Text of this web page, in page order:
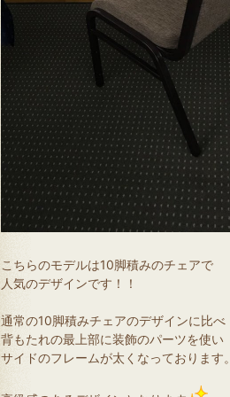
こちらのモデルは10脚積みのチェアで
人気のデザインです！！
通常の10脚積みチェアのデザインに比べ
背もたれの最上部に装飾のパーツを使い
サイドのフレームが太くなっております。